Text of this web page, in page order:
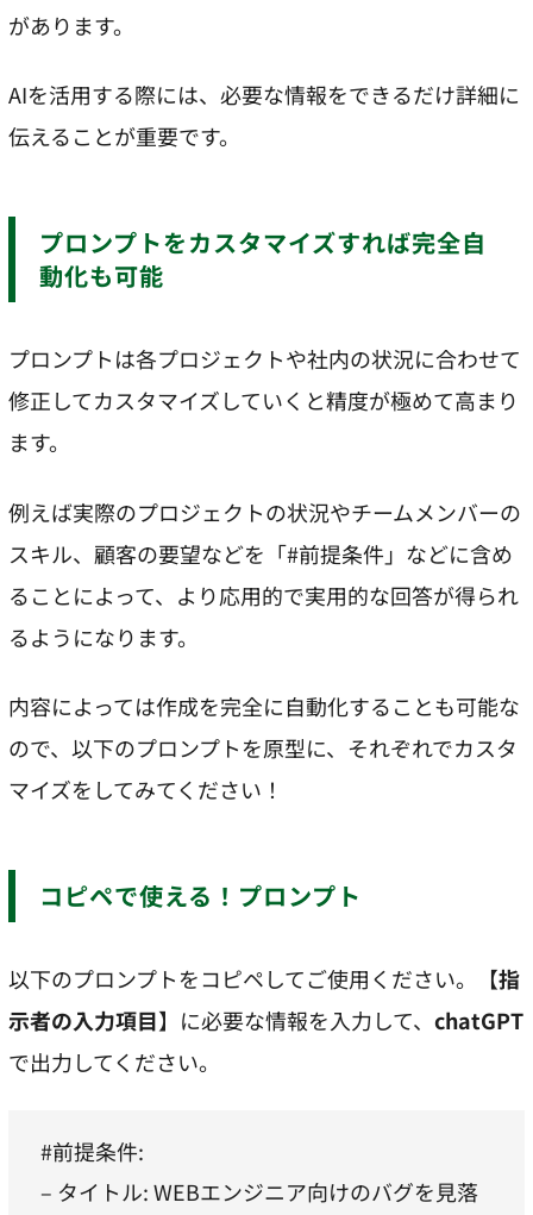
があります。
AIを活用する際には、必要な情報をできるだけ詳細に
伝えることが重要です。
プロンプトをカスタマイズすれば完全自
動化も可能
プロンプトは各プロジェクトや社内の状況に合わせて
修正してカスタマイズしていくと精度が極めて高まり
ます。
例えば実際のプロジェクトの状況やチームメンバーの
スキル、顧客の要望などを「#前提条件」などに含め
ることによって、より応用的で実用的な回答が得られ
るようになります。
内容によっては作成を完全に自動化することも可能な
ので、以下のプロンプトを原型に、それぞれでカスタ
マイズをしてみてください！
コピペで使える！プロンプト
以下のプロンプトをコピペしてご使用ください。【指
示者の入力項目】に必要な情報を入力して、 chatGPT
で出力してください。
#前提条件:
– タイトル: WEBエンジニア向けのバグを見落